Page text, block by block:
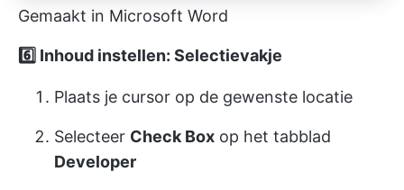
Gemaakt in Microsoft Word
6️⃣ Inhoud instellen: Selectievakje
Plaats je cursor op de gewenste locatie
Selecteer Check Box op het tabblad
Developer